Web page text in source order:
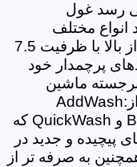
رسد غول
انواع مختلف
لباسشویی های درب از جلو و درب از بالا با ظرفیت 7.5
پرچمدار خود
ماشین
لباسشویی های سامسونگ عبارتند از:AddWash
Bubble Wash VRT Smart Control و QuickWash که
پیچیده و جدید در
به صرفه تر از